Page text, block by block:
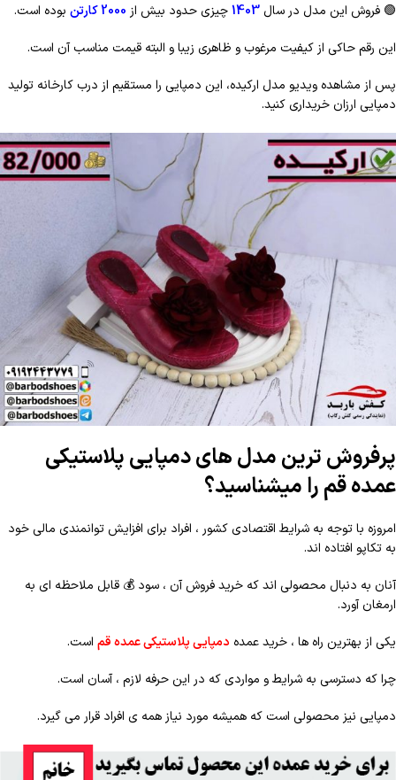
🟢 فروش این مدل در سال 1403چیزی حدود بیش از 2000 کارتن
بوده است.
این رقم حاکی از کیفیت مرغوب و ظاهری زیبا و البته قیمت مناسب آن است.
پس از مشاهده ویدیو مدل ارکیده، این دمپایی را مستقیم از درب کارخانه تولید
دمپایی ارزان خریداری کنید.
پرفروش ترین مدل های دمپایی پلاستیکی
عمده قم را میشناسید؟
امروزه با توجه به شرایط اقتصادی کشور ، افراد برای افزایش توانمندی مالی خود
به تکاپو افتاده اند.
آنان به دنبال محصولی اند که خرید فروش آن ، سود 💰 قابل ملاحظه ای به
ارمغان آورد.
یکی از بهترین راه ها ، خرید عمده دمپایی پلاستیکی عمده قم است.
چرا که دسترسی به شرایط و مواردی که در این حرفه لازم ، آسان است.
دمپایی نیز محصولی است که همیشه مورد نیاز همه ی افراد قرار می گیرد.